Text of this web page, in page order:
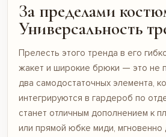
За пределами
Универсальность
Прелесть этого тренда в его
жакет и широкие брюки — это не
два самодостаточных элемента,
интегрируются в гардероб по
станет отличным дополнением к
или прямой юбке миди,